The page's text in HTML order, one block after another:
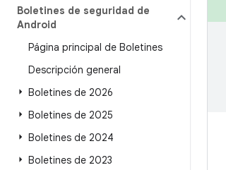
Boletines de seguridad de
Android
Página principal de Boletines
Descripción general
Boletines de 2026
Boletines de 2025
Boletines de 2024
Boletines de 2023